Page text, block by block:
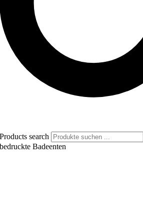
Products search
bedruckte Badeenten